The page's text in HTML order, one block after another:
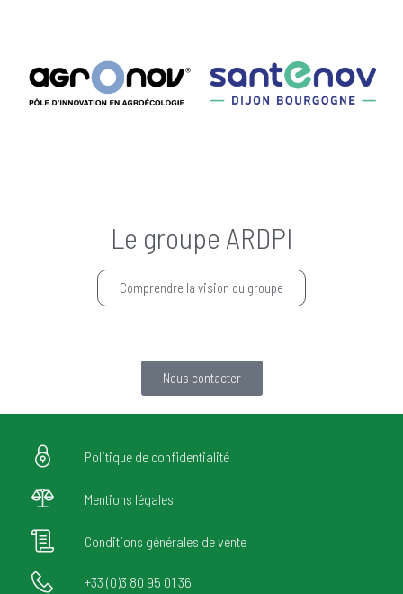
Le groupe ARDPI
Comprendre la vision du groupe
Nous contacter
Politique de confidentialité
Mentions légales
Conditions générales de vente
+33 (0)3 80 95 01 36